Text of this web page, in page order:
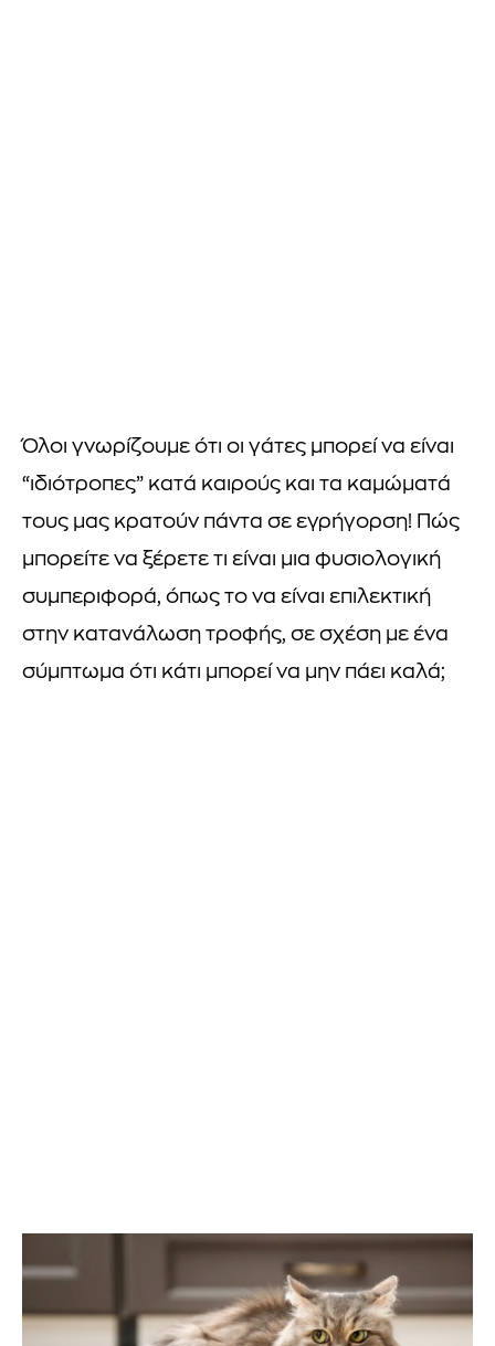
Όλοι γνωρίζουμε ότι οι γάτες μπορεί να είναι
“ιδιότροπες” κατά καιρούς και τα καμώματά
τους μας κρατούν πάντα σε εγρήγορση! Πώς
μπορείτε να ξέρετε τι είναι μια φυσιολογική
συμπεριφορά, όπως το να είναι επιλεκτική
στην κατανάλωση τροφής, σε σχέση με ένα
σύμπτωμα ότι κάτι μπορεί να μην πάει καλά;